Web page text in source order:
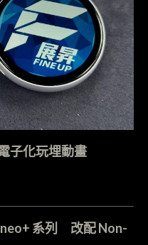
子化玩埋動畫
系列 改配 Non-